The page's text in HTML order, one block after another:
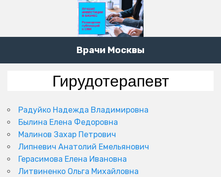
Врачи Москвы
Гирудотерапевт
Радуйко Надежда Владимировна
Былина Елена Федоровна
Малинов Захар Петрович
Липневич Анатолий Емельянович
Герасимова Елена Ивановна
Литвиненко Ольга Михайловна